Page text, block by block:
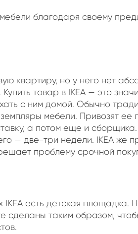
благодаря своему
квартиру, но у него нет
товар в IKEA — это
с ним домой. Обычно
мебели. Привозят ее
а потом еще и
— две-три недели. IKEA же
проблему срочной
есть детская площадка.
сделаны таким образом,